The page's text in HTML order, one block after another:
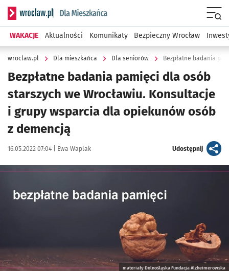
Serwis informacyjny wroclaw.pl podserwis: Dla mieszkańca
WAKACJE Aktualności Komunikaty Bezpieczny Wrocław
wroclaw.pl Dla mieszkańca Dla seniorów
Bezpłatne badania pamięci dla osób
starszych we Wrocławiu. Konsultacje
i grupy wsparcia dla opiekunów osób
z demencją
Data publikacji:
16.05.2022 07:04 | Autor:
Ewa Waplak Udostępnijartykuł
Kliknij, aby powiększyć
materiały Dolnośląska Fundacja Alzheimerowska